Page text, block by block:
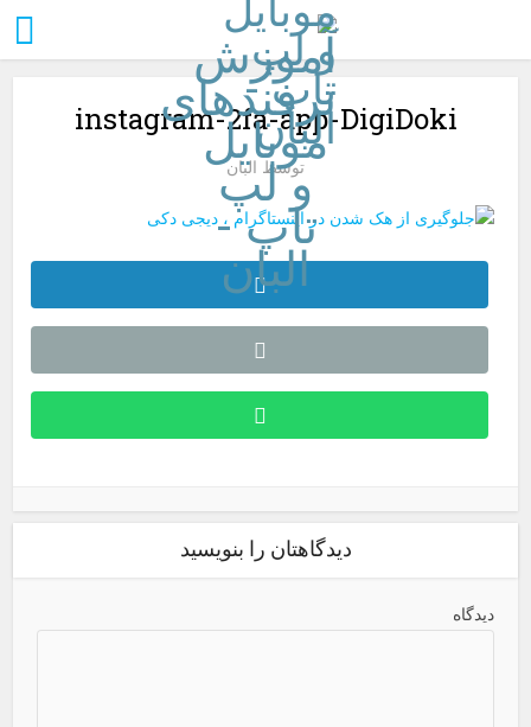
instagram-2fa-app-DigiDoki
توسط البان
دیدگاهتان را بنویسید
دیدگاه